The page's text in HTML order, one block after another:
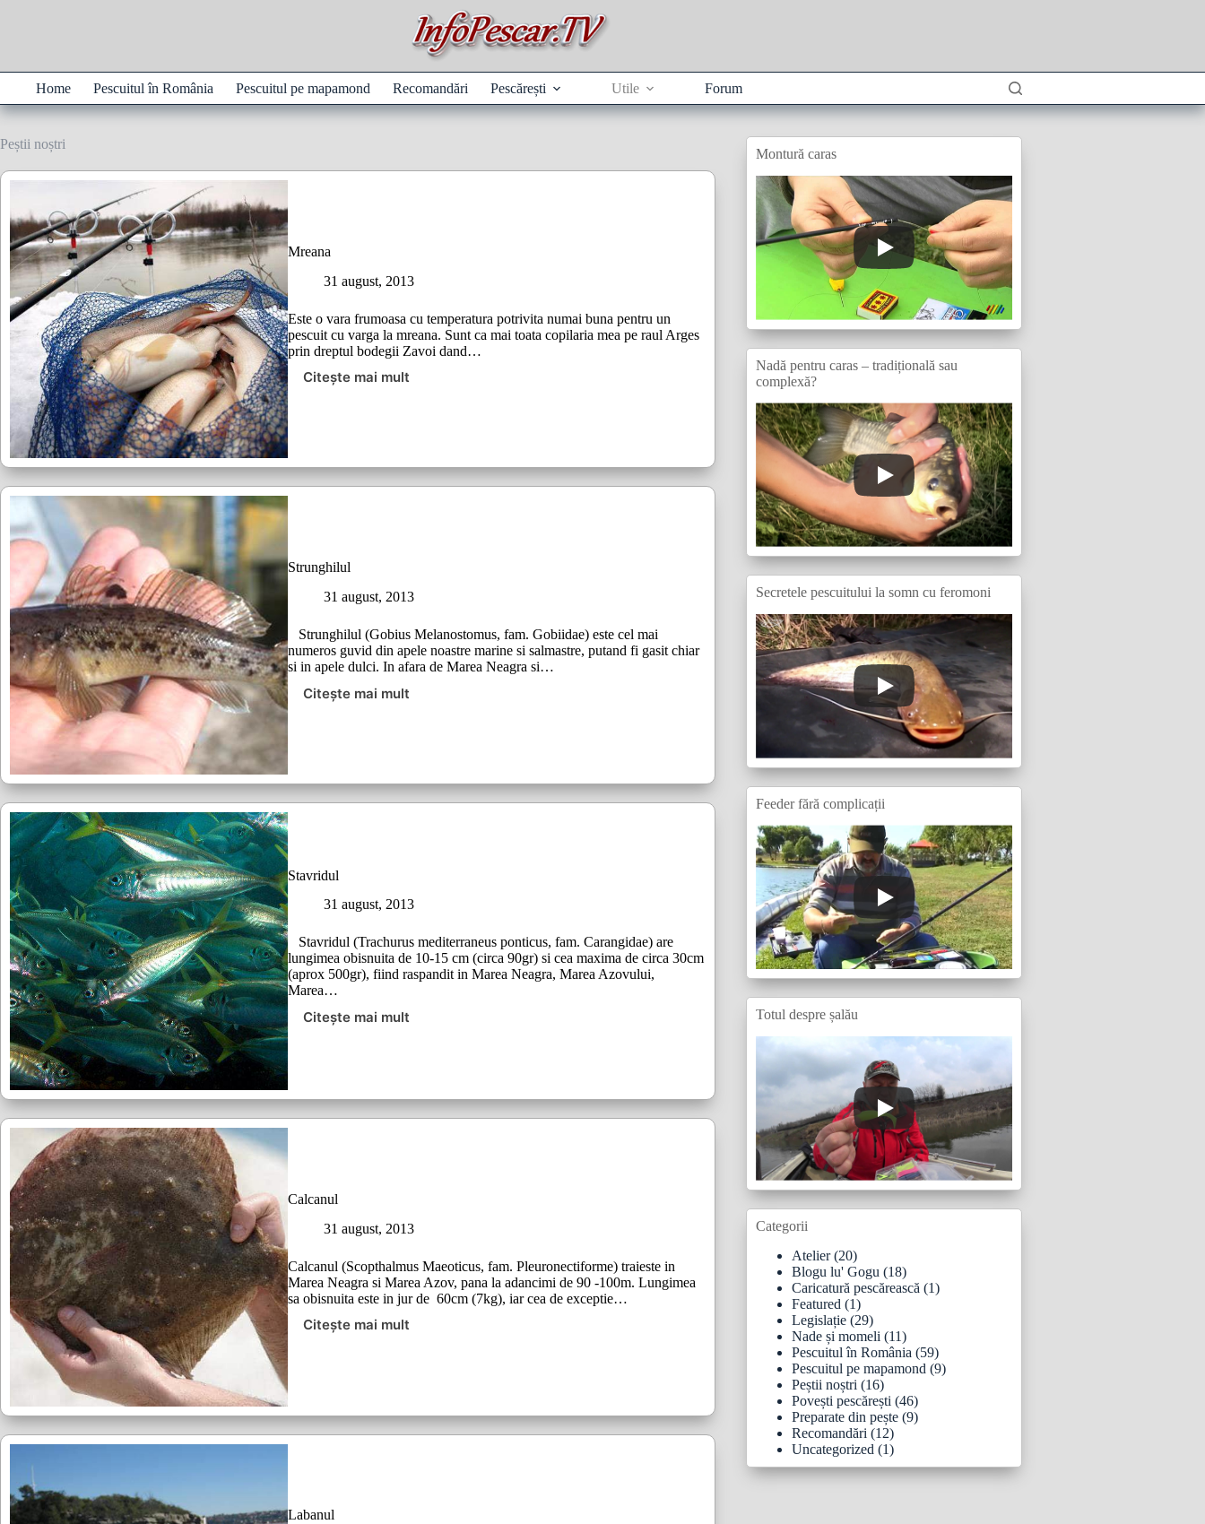
Home Pescuitul în România Pescuitul pe mapamond Recomandări Pescărești Utile Forum
Peștii noștri
Mreana
31 august, 2013
Este o vara frumoasa cu temperatura potrivita numai buna pentru un
pescuit cu varga la mreana. Sunt ca mai toata copilaria mea pe raul Arges
prin dreptul bodegii Zavoi dand…
Citește mai mult
Mreana
Strunghilul
31 august, 2013
Strunghilul (Gobius Melanostomus, fam. Gobiidae) este cel mai
numeros guvid din apele noastre marine si salmastre, putand fi gasit chiar
si in apele dulci. In afara de Marea Neagra si…
Citește mai mult
Strunghilul
Stavridul
31 august, 2013
Stavridul (Trachurus mediterraneus ponticus, fam. Carangidae) are
lungimea obisnuita de 10-15 cm (circa 90gr) si cea maxima de circa 30cm
(aprox 500gr), fiind raspandit in Marea Neagra, Marea Azovului,
Marea…
Citește mai mult
Stavridul
Calcanul
31 august, 2013
Calcanul (Scopthalmus Maeoticus, fam. Pleuronectiforme) traieste in
Marea Neagra si Marea Azov, pana la adancimi de 90 -100m. Lungimea
sa obisnuita este in jur de 60cm (7kg), iar cea de exceptie…
Citește mai mult
Calcanul
Labanul
Montură caras
Nadă pentru caras – tradițională sau
complexă?
Secretele pescuitului la somn cu feromoni
Feeder fără complicații
Totul despre șalău
Categorii
Atelier(20)
Blogu lu' Gogu (18)
Caricatură pescărească (1)
Featured (1)
Legislație (29)
Nade și momeli (11)
Pescuitul în România (59)
Pescuitul pe mapamond (9)
Peștii noștri (16)
Povești pescărești (46)
Preparate din pește (9)
Recomandări (12)
Uncategorized (1)